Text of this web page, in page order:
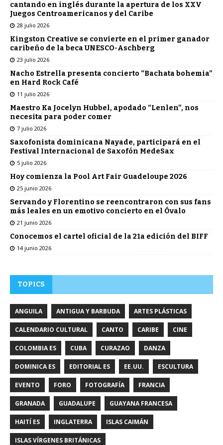
cantando en inglés durante la apertura de los XXV
Juegos Centroamericanos y del Caribe
28 julio 2026
Kingston Creative se convierte en el primer ganador
caribeño de la beca UNESCO-Aschberg
23 julio 2026
Nacho Estrella presenta concierto “Bachata bohemia”
en Hard Rock Café
11 julio 2026
Maestro Ka Jocelyn Hubbel, apodado “Lenlen”, nos
necesita para poder comer
7 julio 2026
Saxofonista dominicana Nayade, participará en el
Festival Internacional de Saxofón MedeSax
5 julio 2026
Hoy comienza la Pool Art Fair Guadeloupe 2026
25 junio 2026
Servando y Florentino se reencontraron con sus fans
más leales en un emotivo concierto en el Óvalo
21 junio 2026
Conocemos el cartel oficial de la 21a edición del BIFF
14 junio 2026
TOPICS
ANGUILA ANTIGUA Y BARBUDA ARTES PLÁSTICAS
CALENDARIO CULTURAL CANTO CARIBE CINE
COLOMBIA ES CUBA CURAZAO DANZA
DOMINICA ES EDITORIAL ES EE.UU. ESCULTURA
EVENTO FORO FOTOGRAFÍA FRANCIA
GRANADA GUADALUPE GUAYANA FRANCESA
HAITÍ ES INGLATERRA ISLAS CAIMÁN
ISLAS VÍRGENES BRITÁNICAS